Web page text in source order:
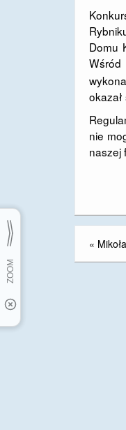
Domu
Wśród
nie
naszej
«